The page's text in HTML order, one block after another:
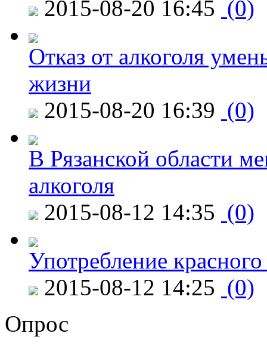
2015-08-20 16:45 (0)
Отказ от алкоголя
жизни
2015-08-20 16:39 (0)
В Рязанской области
алкоголя
2015-08-12 14:35 (0)
Употребление
2015-08-12 14:25 (0)
Опрос